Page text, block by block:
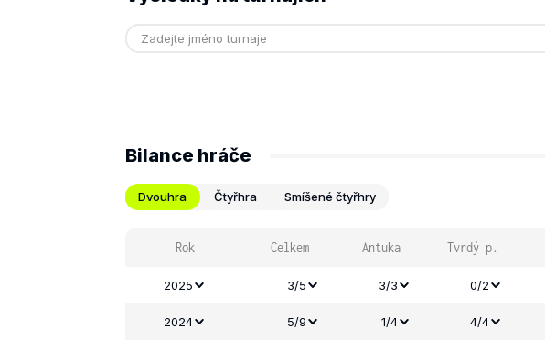
Bilance hráče
Dvouhra Čtyřhra Smíšené čtyřhry
Rok Celkem Antuka Tvrdý p.
2025 3/5 3/3 0/2
2024 5/9 1/4 4/4